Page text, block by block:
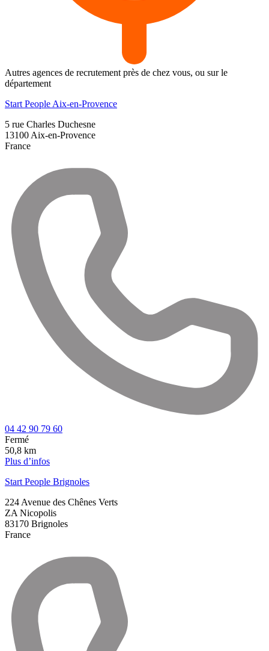
Autres agences de recrutement près de chez vous, ou sur le
département
Start People Aix-en-Provence
5 rue Charles Duchesne
13100 Aix-en-Provence
France
04 42 90 79 60
Fermé
50,8 km
Plus d’infos
Start People Brignoles
224 Avenue des Chênes Verts
ZA Nicopolis
83170 Brignoles
France